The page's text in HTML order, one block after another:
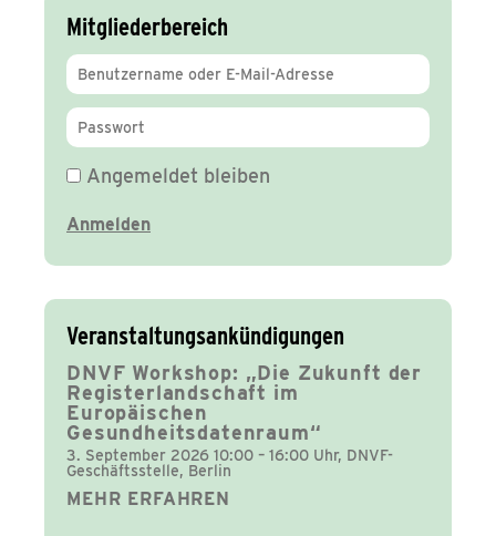
Mitgliederbereich
Angemeldet bleiben
Veranstaltungsankündigungen
DNVF Workshop: „Die Zukunft der
Registerlandschaft im
Europäischen
Gesundheitsdatenraum“
3. September 2026 10:00 – 16:00 Uhr, DNVF-
Geschäftsstelle, Berlin
MEHR ERFAHREN